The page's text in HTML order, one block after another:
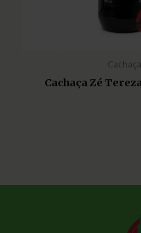
Cachaça Zé